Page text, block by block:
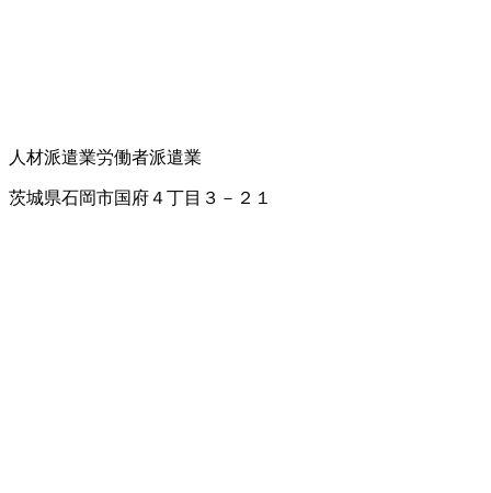
人材派遣業労働者派遣業
茨城県石岡市国府４丁目３－２１